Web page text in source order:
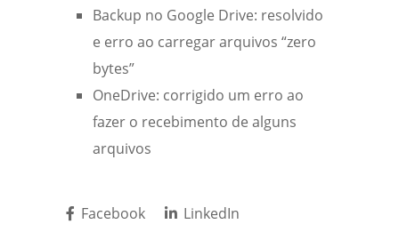
Backup no Google Drive: resolvido
e erro ao carregar arquivos “zero
bytes”
OneDrive: corrigido um erro ao
fazer o recebimento de alguns
arquivos
Facebook
LinkedIn